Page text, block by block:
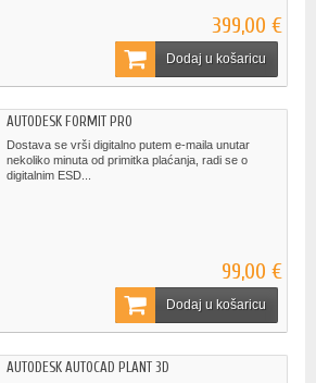
399,00 €
Dodaj u košaricu
AUTODESK FORMIT PRO
Dostava se vrši digitalno putem e-maila unutar
nekoliko minuta od primitka plaćanja, radi se o
digitalnim ESD...
99,00 €
Dodaj u košaricu
AUTODESK AUTOCAD PLANT 3D